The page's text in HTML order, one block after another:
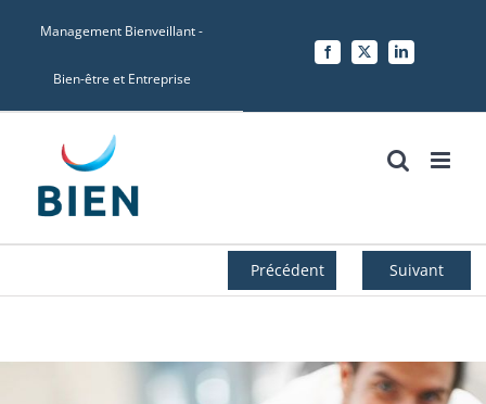
Management Bienveillant -
Bien-être et Entreprise
Facebook
X LinkedIn
Précédent Suivant